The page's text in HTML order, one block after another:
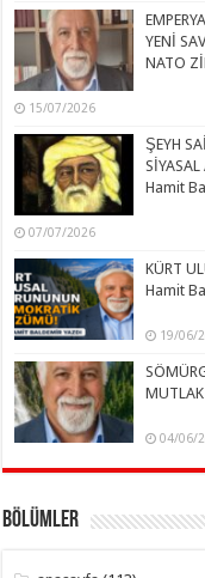
YENİ
NATO
15/07/2026
ŞEYH
Hamit
07/07/2026
KÜRT
Hamit
19/06/
04/06/
Bölümler